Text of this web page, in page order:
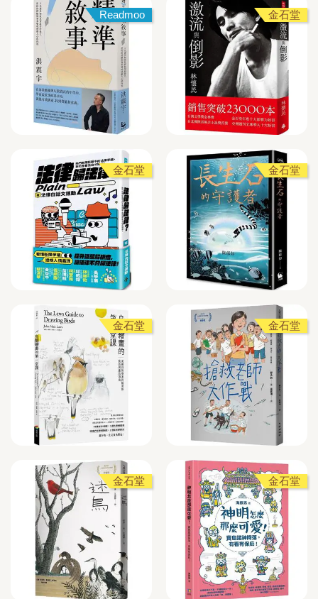
Readmoo 金石堂
金石堂 金石堂
金石堂 金石堂
金石堂 金石堂